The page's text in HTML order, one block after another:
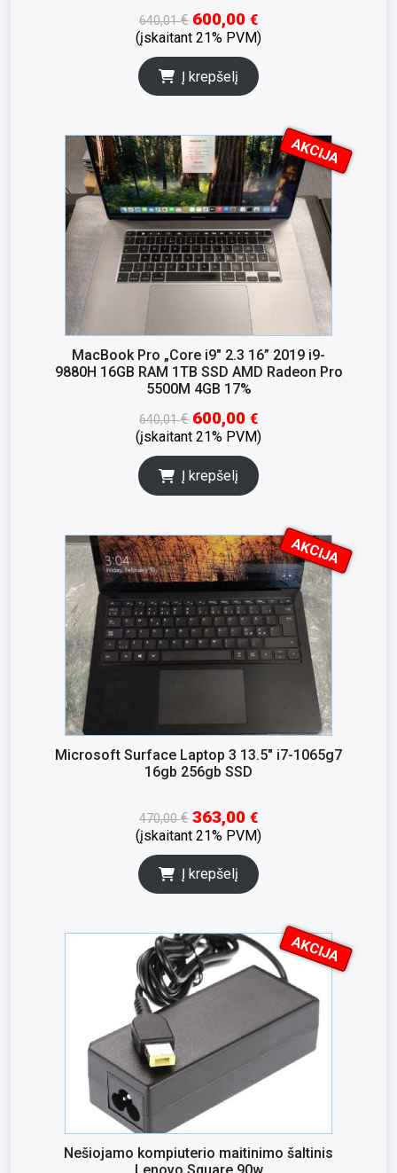
640,01€ 600,00 €
(įskaitant 21% PVM)
Į krepšelį
AKCIJA
K
S
N
A
MacBook Pro „Core i9″ 2.3 16” 2019 i9-
9880H 16GB RAM 1TB SSD AMD Radeon Pro
5500M 4GB 17%
640,01€ 600,00 €
(įskaitant 21% PVM)
Į krepšelį
AKCIJA
K
S
N
A
Microsoft Surface Laptop 3 13.5″ i7-1065g7
16gb 256gb SSD
470,00€ 363,00 €
(įskaitant 21% PVM)
Į krepšelį
AKCIJA
K
S
Nešiojamo kompiuterio maitinimo šaltinis